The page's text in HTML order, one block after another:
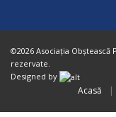
©2026 Asociaţia
rezervate.
Designed by
Acasă